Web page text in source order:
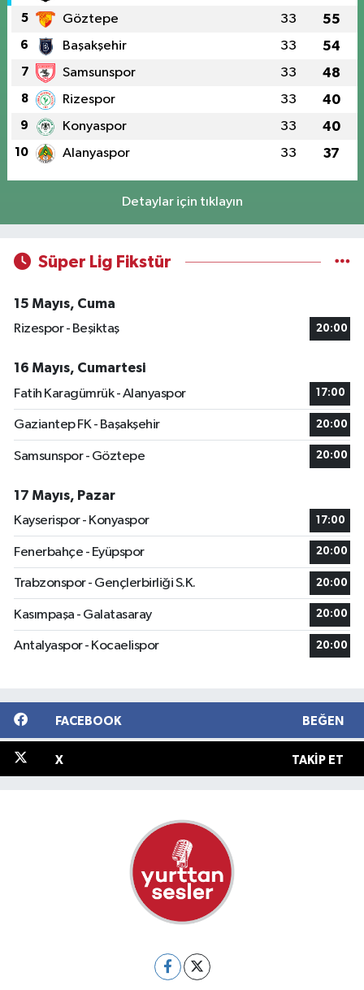
5 Göztepe 33 55
6 Başakşehir 33 54
7 Samsunspor 33 48
8 Rizespor 33 40
9 Konyaspor 33 40
10 Alanyaspor 33 37
Detaylar için tıklayın
Süper Lig Fikstür
15 Mayıs, Cuma
Rizespor - Beşiktaş
20:00
16 Mayıs, Cumartesi
Fatih Karagümrük - Alanyaspor
17:00
Gaziantep FK - Başakşehir 20:00
Samsunspor - Göztepe 20:00
17 Mayıs, Pazar
Kayserispor - Konyaspor
17:00
Fenerbahçe - Eyüpspor 20:00
Trabzonspor - Gençlerbirliği S.K. 20:00
Kasımpaşa - Galatasaray 20:00
Antalyaspor - Kocaelispor 20:00
FACEBOOK BEĞEN
X TAKIP ET